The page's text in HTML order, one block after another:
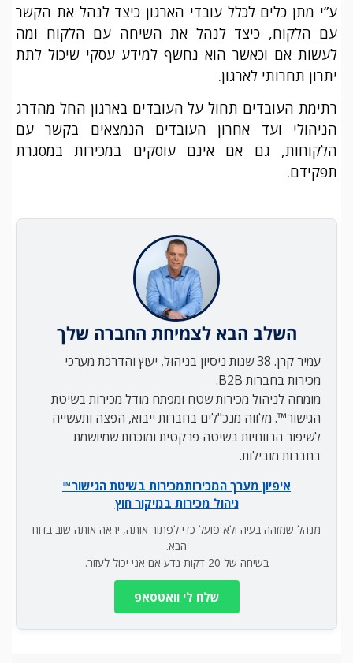
ע”י מתן כלים לכלל עובדי הארגון כיצד לנהל את הקשר
עם הלקוח, כיצד לנהל את השיחה עם הלקוח ומה
לעשות אם וכאשר הוא נחשף למידע עסקי שיכול לתת
יתרון תחרותי לארגון.
רתימת העובדים תחול על העובדים בארגון החל מהדרג
הניהולי ועד אחרון העובדים הנמצאים בקשר עם
הלקוחות, גם אם אינם עוסקים במכירות במסגרת
תפקידם.
השלב הבא לצמיחת החברה שלך
עמיר קרן. 38 שנות ניסיון בניהול, יעוץ והדרכת מערכי
מכירות בחברות B2B.
מומחה לניהול מכירות שטח ומפתח מודל מכירות בשיטת
הגישור™. מלווה מנכ"לים בחברות ייבוא, הפצה ותעשייה
לשיפור הרווחיות בשיטה פרקטית ומוכחת שמיושמת
בחברות מובילות.
איפיון מערך המכירותמכירות בשיטת הגישור™
ניהול מכירות במיקור חוץ
מנהל שמזהה בעיה ולא פועל כדי לפתור אותה, יראה אותה שוב בדוח
הבא.
בשיחה של 20 דקות נדע אם אני יכול לעזור.
שלח לי וואטסאפ